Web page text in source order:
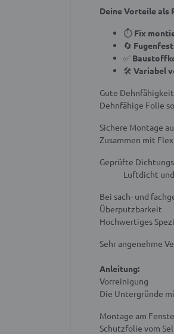
Deine Vorteile als
⏱ Fix
🔄 Fugenfest
✅
🛠 Variabel
Gute Dehnfähigkeit
Dehnfähige Folie
Sichere Montage
Zusammen mit
Geprüfte
Luftdicht
Bei sach- und
Überputzbarkeit
Hochwertiges
Sehr angenehme
Anleitung:
Vorreinigung
Die Untergründe
Montage am
Schutzfolie vom